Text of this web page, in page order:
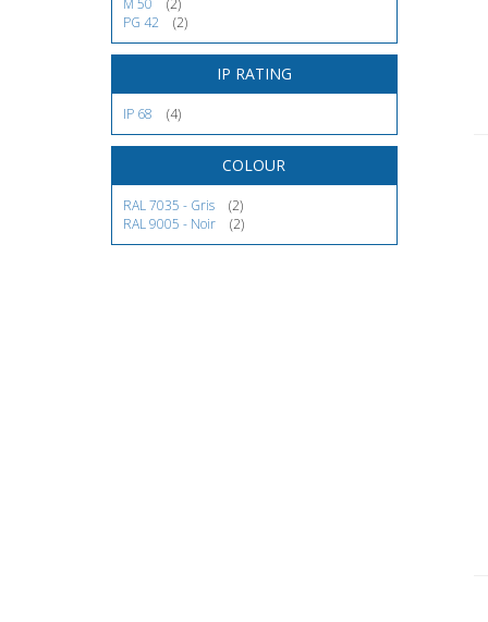
M 50
(2)
PG 42
(2)
IP RATING
IP 68 (4)
COLOUR
RAL 7035 - Gris
(2)
RAL 9005 - Noir
(2)